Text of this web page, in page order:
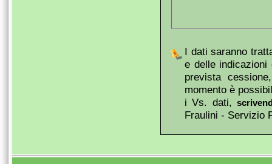
I dati saranno
e delle indicazioni
prevista
momento è
i Vs. dati,
Fraulini - Servizio